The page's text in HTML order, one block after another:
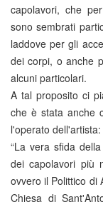
capolavori, che
sono sembrati
laddove per gli
dei corpi, o anche
alcuni particolari.
A tal proposito ci
che è stata anche
l'operato dell'artista:
“La vera sfida
dei capolavori più
ovvero il Polittico di
Chiesa di